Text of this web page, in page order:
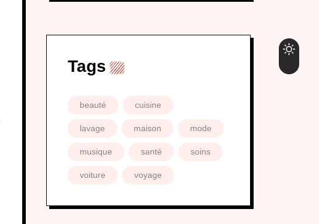
Tags
beauté cuisine
lavage maison mode
musique santé soins
voiture voyage